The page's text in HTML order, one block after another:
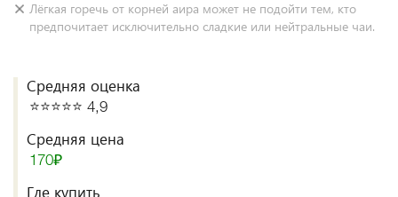
Лёгкая горечь от корней аира может не подойти тем, кто
предпочитает исключительно сладкие или нейтральные чаи.
Средняя оценка
⭐️⭐️⭐️⭐️⭐️ 4,9
Средняя цена
170₽
Где купить